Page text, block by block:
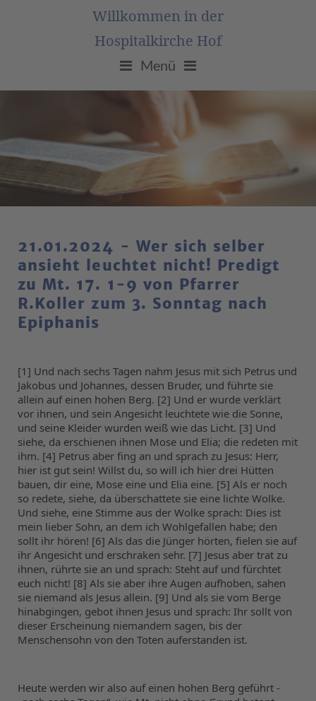
Willkommen in der
Hospitalkirche Hof
Menü
21.01.2024 - Wer sich selber
ansieht leuchtet nicht! Predigt
zu Mt. 17. 1-9 von Pfarrer
R.Koller zum 3. Sonntag nach
Epiphanis
[1] Und nach sechs Tagen nahm Jesus mit sich Petrus und
Jakobus und Johannes, dessen Bruder, und führte sie
allein auf einen hohen Berg. [2] Und er wurde verklärt
vor ihnen, und sein Angesicht leuchtete wie die Sonne,
und seine Kleider wurden weiß wie das Licht. [3] Und
siehe, da erschienen ihnen Mose und Elia; die redeten mit
ihm. [4] Petrus aber fing an und sprach zu Jesus: Herr,
hier ist gut sein! Willst du, so will ich hier drei Hütten
bauen, dir eine, Mose eine und Elia eine. [5] Als er noch
so redete, siehe, da überschattete sie eine lichte Wolke.
Und siehe, eine Stimme aus der Wolke sprach: Dies ist
mein lieber Sohn, an dem ich Wohlgefallen habe; den
sollt ihr hören! [6] Als das die Jünger hörten, fielen sie auf
ihr Angesicht und erschraken sehr. [7] Jesus aber trat zu
ihnen, rührte sie an und sprach: Steht auf und fürchtet
euch nicht! [8] Als sie aber ihre Augen aufhoben, sahen
sie niemand als Jesus allein. [9] Und als sie vom Berge
hinabgingen, gebot ihnen Jesus und sprach: Ihr sollt von
dieser Erscheinung niemandem sagen, bis der
Menschensohn von den Toten auferstanden ist.
Heute werden wir also auf einen hohen Berg geführt -